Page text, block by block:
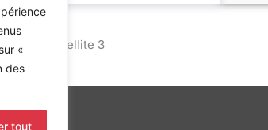
«
des
tout
Satellite 3